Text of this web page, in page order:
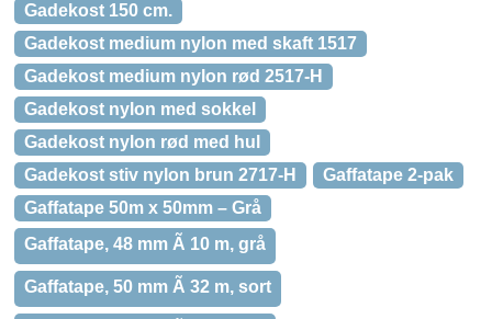
Gadekost 150 cm.
Gadekost medium nylon med skaft 1517
Gadekost medium nylon rød 2517-H
Gadekost nylon med sokkel
Gadekost nylon rød med hul
Gadekost stiv nylon brun 2717-H
Gaffatape 2-pak
Gaffatape 50m x 50mm – Grå
Gaffatape, 48 mm Ã 10 m, grå
Gaffatape, 50 mm Ã 32 m, sort